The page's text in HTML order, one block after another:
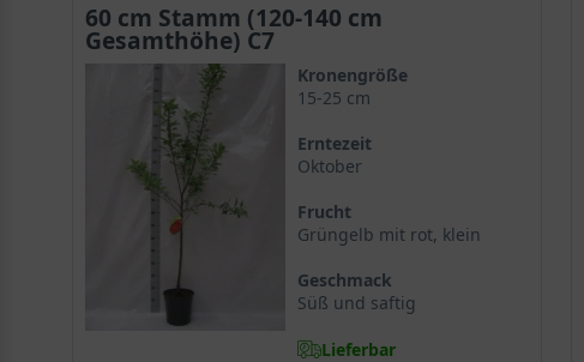
60 cm Stamm (120-140 cm
Gesamthöhe) C7
Kronengröße
15-25 cm
Erntezeit
Oktober
Frucht
Grüngelb mit rot, klein
Geschmack
Süß und saftig
Lieferbar